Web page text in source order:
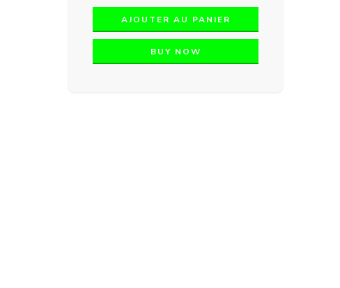
AJOUTER AU PANIER
BUY NOW